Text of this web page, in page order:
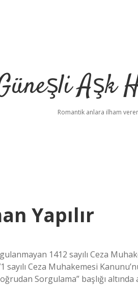
Aşk
Romantik anlara ilham
Yapılır
1412 sayılı Ceza
Ceza Muhakemesi
Sorgulama” başlığı altında